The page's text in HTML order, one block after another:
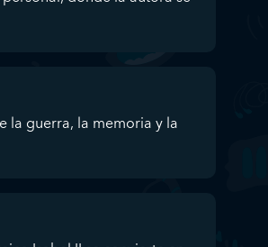
la guerra, la memoria y la